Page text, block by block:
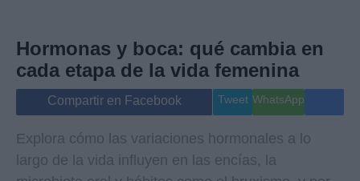
Internacional
Viajes
Gente
Musica
Hormonas y boca: qué cambia en
cada etapa de la vida femenina
Compartir en Facebook Tweet WhatsApp
Explora cómo las variaciones hormonales a lo
largo de la vida influyen en las encías, la